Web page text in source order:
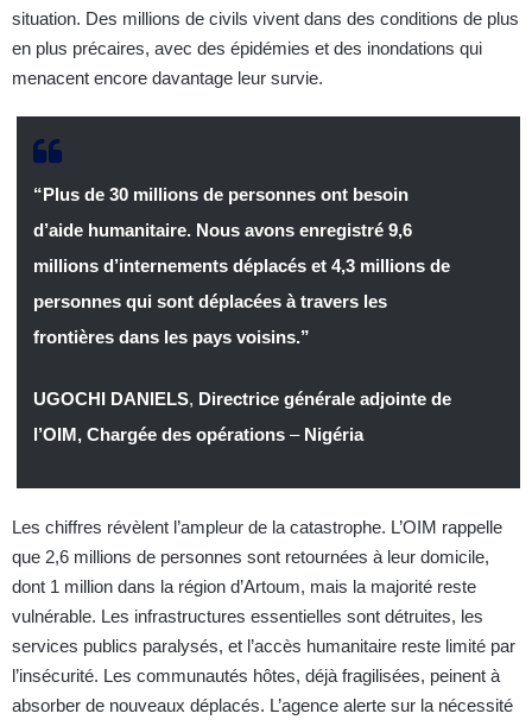
situation. Des millions de civils vivent dans des conditions de plus
en plus précaires, avec des épidémies et des inondations qui
menacent encore davantage leur survie.
“Plus de 30 millions de personnes ont besoin
d’aide humanitaire. Nous avons enregistré 9,6
millions d’internements déplacés et 4,3 millions de
personnes qui sont déplacées à travers les
frontières dans les pays voisins.”
UGOCHI DANIELS, Directrice générale adjointe de
l’OIM, Chargée des opérations– Nigéria
Les chiffres révèlent l’ampleur de la catastrophe. L’OIM rappelle
que 2,6 millions de personnes sont retournées à leur domicile,
dont 1 million dans la région d’Artoum, mais la majorité reste
vulnérable. Les infrastructures essentielles sont détruites, les
services publics paralysés, et l’accès humanitaire reste limité par
l’insécurité. Les communautés hôtes, déjà fragilisées, peinent à
absorber de nouveaux déplacés. L’agence alerte sur la nécessité